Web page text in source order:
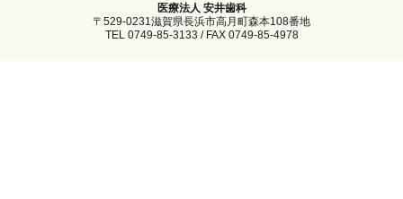
医療法人 安井歯科
〒529-0231滋賀県長浜市高月町森本108番地
TEL 0749-85-3133 / FAX 0749-85-4978